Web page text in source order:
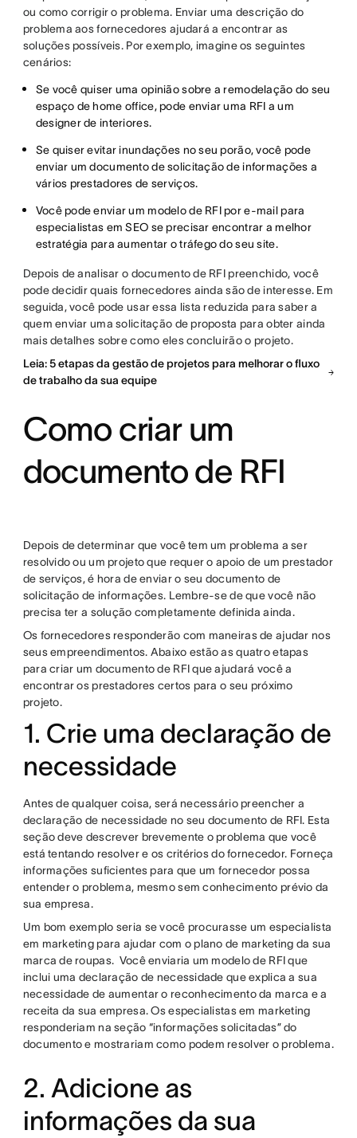
ou como corrigir o problema. Enviar uma descrição do
problema aos fornecedores ajudará a encontrar as
soluções possíveis. Por exemplo, imagine os seguintes
cenários:
Se você quiser uma opinião sobre a remodelação do seu
espaço de home office, pode enviar uma RFI a um
designer de interiores.
Se quiser evitar inundações no seu porão, você pode
enviar um documento de solicitação de informações a
vários prestadores de serviços.
Você pode enviar um modelo de RFI por e-mail para
especialistas em SEO se precisar encontrar a melhor
estratégia para aumentar o tráfego do seu site.
Depois de analisar o documento de RFI preenchido, você
pode decidir quais fornecedores ainda são de interesse. Em
seguida, você pode usar essa lista reduzida para saber a
quem enviar uma solicitação de proposta para obter ainda
mais detalhes sobre como eles concluirão o projeto.
Leia: 5 etapas da gestão de projetos para melhorar o fluxo
de trabalho da sua equipe
Como criar um
documento de RFI
Depois de determinar que você tem um problema a ser
resolvido ou um projeto que requer o apoio de um prestador
de serviços, é hora de enviar o seu documento de
solicitação de informações. Lembre-se de que você não
precisa ter a solução completamente definida ainda.
Os fornecedores responderão com maneiras de ajudar nos
seus empreendimentos. Abaixo estão as quatro etapas
para criar um documento de RFI que ajudará você a
encontrar os prestadores certos para o seu próximo
projeto.
1. Crie uma declaração de
necessidade
Antes de qualquer coisa, será necessário preencher a
declaração de necessidade no seu documento de RFI. Esta
seção deve descrever brevemente o problema que você
está tentando resolver e os critérios do fornecedor. Forneça
informações suficientes para que um fornecedor possa
entender o problema, mesmo sem conhecimento prévio da
sua empresa.
Um bom exemplo seria se você procurasse um especialista
em marketing para ajudar com o plano de marketing da sua
marca de roupas. Você enviaria um modelo de RFI que
inclui uma declaração de necessidade que explica a sua
necessidade de aumentar o reconhecimento da marca e a
receita da sua empresa. Os especialistas em marketing
responderiam na seção “informações solicitadas” do
documento e mostrariam como podem resolver o problema.
2. Adicione as
informações da sua